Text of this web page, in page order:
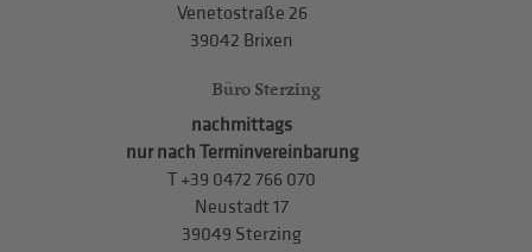
Venetostraße 26
39042 Brixen
Büro Sterzing
nachmittags
nur nach Terminvereinbarung
T +39 0472 766 070
Neustadt 17
39049 Sterzing